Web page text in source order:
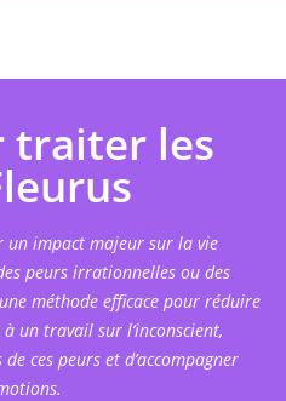
traiter les
un impact majeur sur la vie
peurs irrationnelles ou des
méthode efficace pour réduire
un travail sur l’inconscient,
ces peurs et d’accompagner